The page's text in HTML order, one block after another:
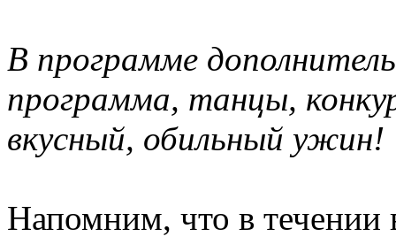
В программе
программа, танцы,
вкусный, обильный ужин!
Напомним, что в течении